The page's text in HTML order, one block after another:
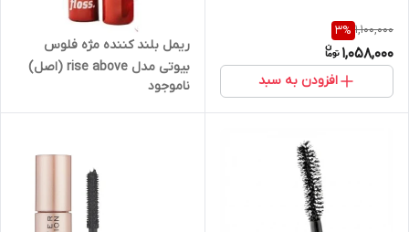
Lash Lifting & Volumizing
Mascara mini
1,100,000
3%
1,058,000
افزودن به سبد
ریمل بلند کننده مژه فلوس
بیوتی مدل rise above (اصل)
ناموجود